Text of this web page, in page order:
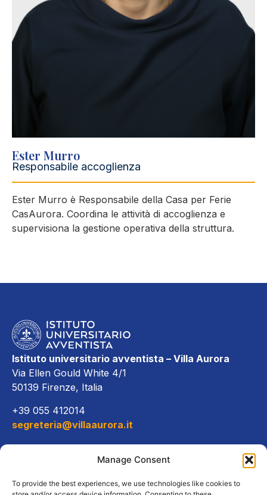
Manage Consent
To provide the best experiences, we use technologies like cookies to
Ester Murro
Responsabile accoglienza
Ester Murro è Responsabile della Casa per Ferie
CasAurora. Coordina le attività di accoglienza e
supervisiona la gestione operativa della struttura.
Istituto universitario avventista – Villa Aurora
Via Ellen Gould White 4/1
50139 Firenze, Italia
+39 055 412014
segreteria@villaaurora.it
Offerta formativa